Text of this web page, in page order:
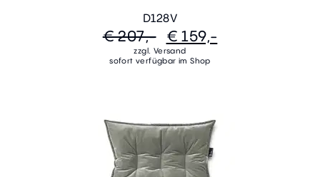
D128V
€ 207,- € 159,-
zzgl. Versand
sofort verfügbar im Shop